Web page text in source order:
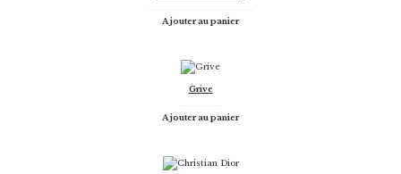
Ajouter au panier
Grive
Ajouter au panier